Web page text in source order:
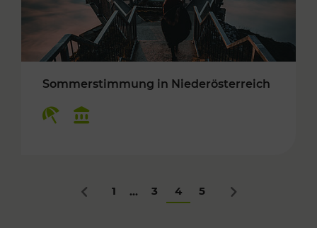
Sommerstimmung in Niederösterreich
Zurück
1 ... 3 4 5 Nächstes